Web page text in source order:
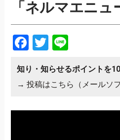
「ネルマエニ
Facebook
Twitter
Line
知り・知らせるポイントを
→ 投稿はこちら（メールソ